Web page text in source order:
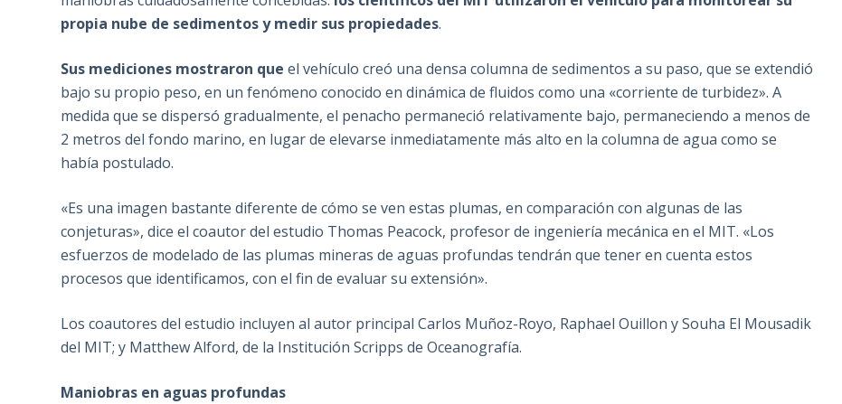
propia nube de sedimentos y medir sus propiedades.
Sus mediciones mostraron que el vehículo creó una densa columna de sedimentos a su paso, que se extendió
bajo su propio peso, en un fenómeno conocido en dinámica de fluidos como una «corriente de turbidez». A
medida que se dispersó gradualmente, el penacho permaneció relativamente bajo, permaneciendo a menos de
2 metros del fondo marino, en lugar de elevarse inmediatamente más alto en la columna de agua como se
había postulado.
«Es una imagen bastante diferente de cómo se ven estas plumas, en comparación con algunas de las
conjeturas», dice el coautor del estudio Thomas Peacock, profesor de ingeniería mecánica en el MIT. «Los
esfuerzos de modelado de las plumas mineras de aguas profundas tendrán que tener en cuenta estos
procesos que identificamos, con el fin de evaluar su extensión».
Los coautores del estudio incluyen al autor principal Carlos Muñoz-Royo, Raphael Ouillon y Souha El Mousadik
del MIT; y Matthew Alford, de la Institución Scripps de Oceanografía.
Maniobras en aguas profundas